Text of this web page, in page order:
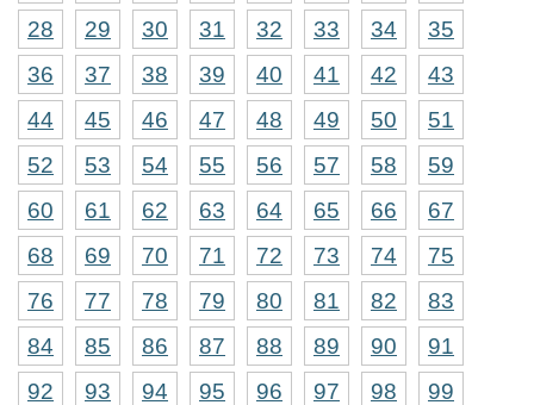
28 29 30 31 32 33 34
35
36
37 38 39 40 41 42
43
44
45 46 47 48 49 50
51
52
53 54 55 56 57 58
59
60
61 62 63 64 65 66
67
68
69 70 71 72 73 74
75
76
77 78 79 80 81 82
83
84
85 86 87 88 89 90
91
92
93 94 95 96 97 98
99